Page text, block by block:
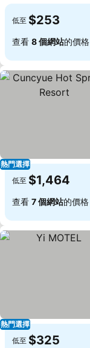
低至 $253
查看 8 個網站的價格
熱門選擇
低至 $1,464
查看 7 個網站的價格
熱門選擇
低至 $325